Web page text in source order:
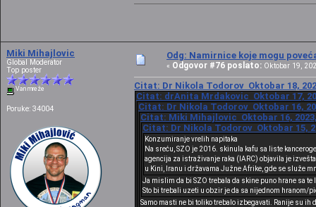
Miki Mihajlovic
Global Moderator
Top poster
Van mreže
Poruke: 34004
Odg: Namirnice koje mogu
« Odgovor #76 poslato: Oktobar 19,
Citat: Dr Nikola Todorov Oktobar 18,
Citat: drAnita Mrdakovic Oktobar 17,
Citat: Dr Nikola Todorov Oktobar 16,
Citat: Miki Mihajlovic Oktobar 16,
Citat: Dr Nikola Todorov Oktobar 15,
Konzumiranje vrelih napitaka
Na sreću, SZO je 2016. skinula kafu sa liste
agencija za istraživanje raka (IARC) objavila je
u Kini, Iranu i državama Južne Afrike, gde se služe
Ja mislim da bi SZO trebala da skine puno hrane sa
Sto bi trebali uzeti u obzir je da sa nijednom hranom/
Samo masti ne bi toliko trebalo izbegavati. Ranije su